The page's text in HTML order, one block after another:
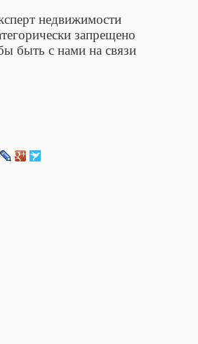
недвижимости
запрещено
быть с нами на связи